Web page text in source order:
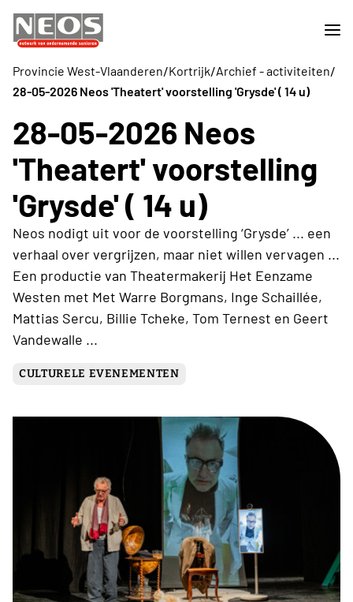
Provincie West-Vlaanderen/Kortrijk/Archief - activiteiten/
28-05-2026 Neos 'Theatert' voorstelling 'Grysde' ( 14 u)
28-05-2026 Neos
'Theatert' voorstelling
'Grysde' ( 14 u)
Neos nodigt uit voor de voorstelling ‘Grysde’ ... een
verhaal over vergrijzen, maar niet willen vervagen ...
Een productie van Theatermakerij Het Eenzame
Westen met Met Warre Borgmans, Inge Schaillée,
Mattias Sercu, Billie Tcheke, Tom Ternest en Geert
Vandewalle ...
CULTURELE EVENEMENTEN